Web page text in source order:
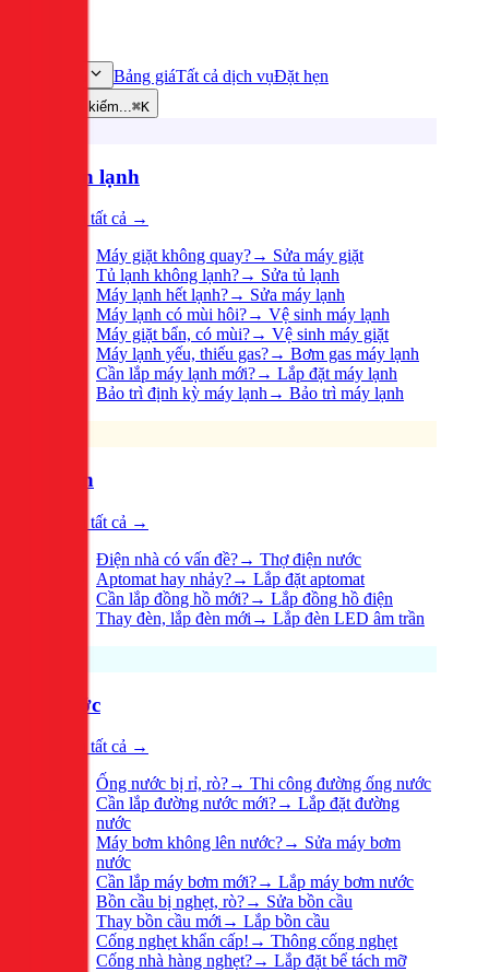
Bảng giáTất cả dịch vụĐặt hẹn
Tìm kiếm...⌘K
Điện lạnh
Xem tất cả →
Máy giặt không quay?→ Sửa máy giặt
Tủ lạnh không lạnh?→ Sửa tủ lạnh
Máy lạnh hết lạnh?→ Sửa máy lạnh
Máy lạnh có mùi hôi?→ Vệ sinh máy lạnh
Máy giặt bẩn, có mùi?→ Vệ sinh máy giặt
Máy lạnh yếu, thiếu gas?→ Bơm gas máy lạnh
Cần lắp máy lạnh mới?→ Lắp đặt máy lạnh
Bảo trì định kỳ máy lạnh→ Bảo trì máy lạnh
Điện
Xem tất cả →
Điện nhà có vấn đề?→ Thợ điện nước
Aptomat hay nhảy?→ Lắp đặt aptomat
Cần lắp đồng hồ mới?→ Lắp đồng hồ điện
Thay đèn, lắp đèn mới → Lắp đèn LED âm trần
Nước
Xem tất cả →
Ống nước bị rỉ, rò?→ Thi công đường ống nước
Cần lắp đường nước mới?→ Lắp đặt đường
nước
Máy bơm không lên nước?→ Sửa máy bơm
nước
Cần lắp máy bơm mới?→ Lắp máy bơm nước
Bồn cầu bị nghẹt, rò?→ Sửa bồn cầu
Thay bồn cầu mới → Lắp bồn cầu
Cống nghẹt khẩn cấp! → Thông cống nghẹt
Cống nhà hàng nghẹt?→ Lắp đặt bể tách mỡ